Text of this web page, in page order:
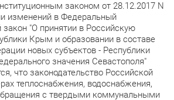
законом от 28.12.2017 N
изменений в Федеральный
закон "О принятии в Российскую
Крым и образовании в составе
новых субъектов - Республики
значения Севастополя"
что законодательство Российской
теплоснабжения, водоснабжения,
с твердыми коммунальными